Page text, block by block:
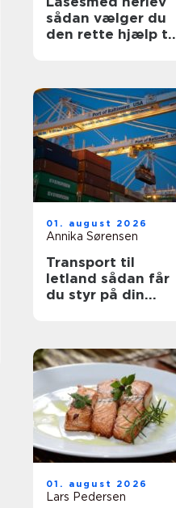
sådan vælger du
den rette hjælp til
01. august 2026
Annika Sørensen
Transport til
letland sådan får
du styr på din
01. august 2026
Lars Pedersen